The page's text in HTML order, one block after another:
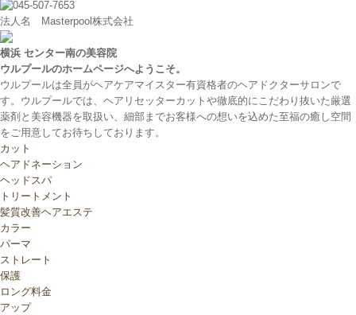
法人名 Masterpool株式会社
横浜 センター南の美容院
ウルプールのホームページへようこそ。
ウルプールは全員がヘアケアマイスター有資格者のヘアドクターサロンで
す。ウルプールでは、ヘアリセッターカットや徹底的にこだわり抜いた厳選
薬剤と美容機器を取扱い、細部までお客様への想いを込めた至福の癒し空間
をご用意してお待ちしております。
カット
ヘアドネーション
ヘッドスパ
トリートメント
髪質改善ヘアエステ
カラー
パーマ
ストレート
保護
ロング料金
アップ